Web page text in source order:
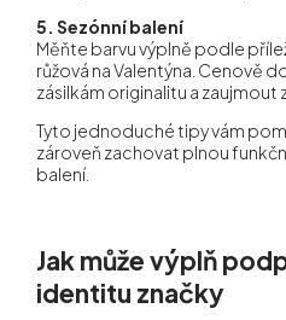
5. Sezónní balení
Měňte barvu výplně podle
růžová na Valentýna. Cenově
zásilkám originalitu a zaujmout
Tyto jednoduché tipy vám
zároveň zachovat plnou
balení.
Jak může výplň
identitu značky